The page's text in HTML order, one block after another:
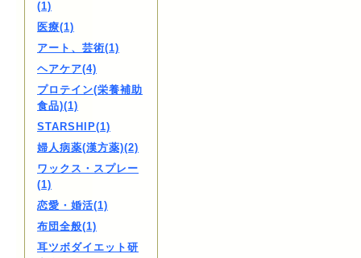
(1)
医療(1)
アート、芸術(1)
ヘアケア(4)
プロテイン(栄養補助
食品)(1)
STARSHIP(1)
婦人病薬(漢方薬)(2)
ワックス・スプレー
(1)
恋愛・婚活(1)
布団全般(1)
耳ツボダイエット研